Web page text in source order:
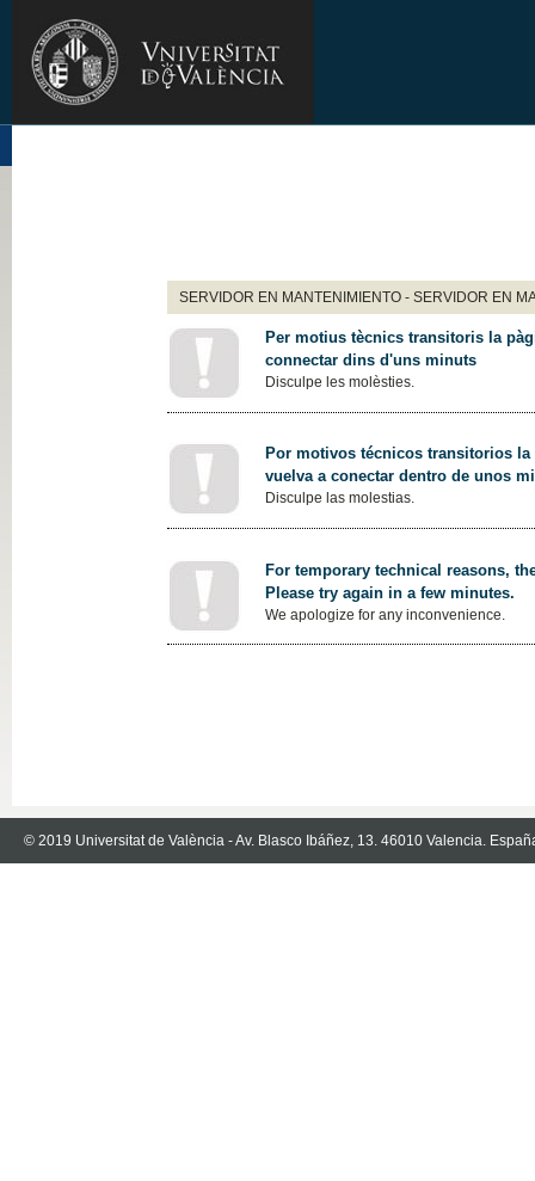
SERVIDOR EN MANTENIMIENTO - SERVIDOR EN
Per motius tècnics transitoris la
connectar dins d'uns minuts
Disculpe les molèsties.
Por motivos técnicos transitorios
vuelva a conectar dentro de unos
Disculpe las molestias.
For temporary technical reasons,
Please try again in a few minutes.
We apologize for any inconvenience.
© 2019 Universitat de València - Av. Blasco Ibáñez, 13. 46010 Valencia.